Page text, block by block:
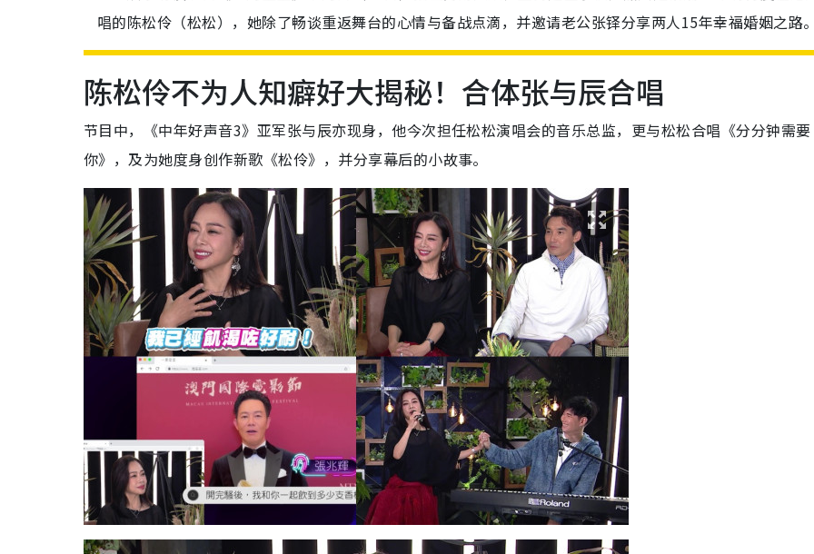
唱的陈松伶（松松），她除了畅谈重返舞台的心情与备战点滴，并邀请老公张铎分享两人15年幸福婚姻之路
陈松伶不为人知癖好大揭秘！合体张与辰合唱
节目中，《中年好声音3》亚军张与辰亦现身，他今次担任松松演唱会的音乐总监，更与松松合唱《分分钟需要
你》，及为她度身创作新歌《松伶》，并分享幕后的小故事。